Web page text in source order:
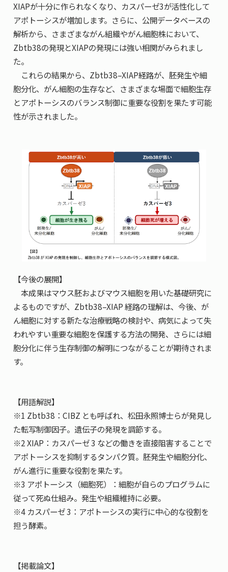
XIAPが十分に作られなくなり、カスパーゼ3が活性化して
アポトーシスが増加します。さらに、公開データベースの
解析から、さまざまながん組織やがん細胞株において、
Zbtb38の発現とXIAPの発現には強い相関がみられまし
た。
これらの結果から、Zbtb38–XIAP経路が、胚発生や細
胞分化、がん細胞の生存など、さまざまな場面で細胞生存
とアポトーシスのバランス制御に重要な役割を果たす可能
性が示されました。
【今後の展開】
本成果はマウス胚およびマウス細胞を用いた基礎研究に
よるものですが、Zbtb38–XIAP 経路の理解は、今後、が
ん細胞に対する新たな治療戦略の検討や、病気によって失
われやすい重要な細胞を保護する方法の開発、さらには細
胞分化に伴う生存制御の解明につながることが期待されま
す。
【用語解説】
※1 Zbtb38：CIBZ とも呼ばれ、松田永照博士らが発見し
た転写制御因子。遺伝子の発現を調節する。
※2 XIAP：カスパーゼ 3 などの働きを直接阻害することで
アポトーシスを抑制するタンパク質。胚発生や細胞分化、
がん進行に重要な役割を果たす。
※3 アポトーシス（細胞死）：細胞が自らのプログラムに
従って死ぬ仕組み。発生や組織維持に必要。
※4 カスパーゼ 3：アポトーシスの実行に中心的な役割を
担う酵素。
【掲載論文】